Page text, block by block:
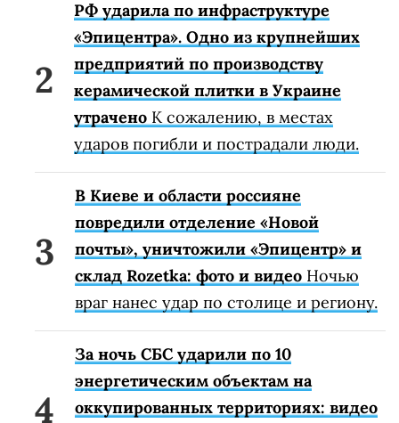
РФ ударила по инфраструктуре
«Эпицентра». Одно из крупнейших
предприятий по производству
керамической плитки в Украине
утрачено К сожалению, в местах
ударов погибли и пострадали люди.
В Киеве и области россияне
повредили отделение «Новой
почты», уничтожили «Эпицентр» и
склад Rozetka: фото и видео Ночью
враг нанес удар по столице и региону.
За ночь СБС ударили по 10
энергетическим объектам на
оккупированных территориях: видео